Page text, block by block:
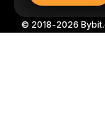
© 2018-2026